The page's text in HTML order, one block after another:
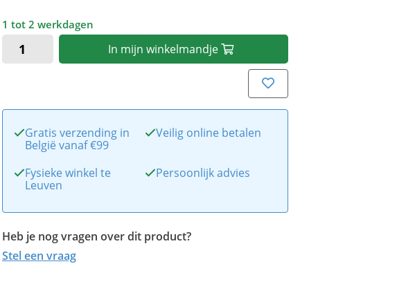
1 tot 2 werkdagen
In mijn winkelmandje
Gratis verzending in
België vanaf €99
Veilig online betalen
Fysieke winkel te
Leuven
Persoonlijk advies
Heb je nog vragen over dit product?
Stel een vraag